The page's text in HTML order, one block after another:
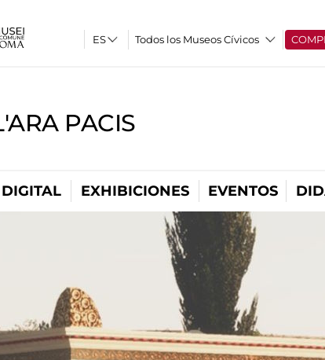
Todos los Museos Cívicos
PACIS
EXHIBICIONES EVENTOS